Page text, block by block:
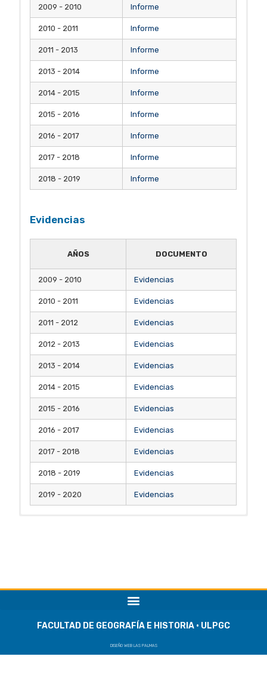
2009 - 2010 Informe
2010 - 2011 Informe
2011 - 2013 Informe
2013 - 2014 Informe
2014 - 2015 Informe
2015 - 2016 Informe
2016 - 2017 Informe
2017 - 2018 Informe
2018 - 2019 Informe
Evidencias
AÑOS DOCUMENTO
2009 - 2010 Evidencias
2010 - 2011 Evidencias
2011 - 2012 Evidencias
2012 - 2013 Evidencias
2013 - 2014 Evidencias
2014 - 2015 Evidencias
2015 - 2016 Evidencias
2016 - 2017 Evidencias
2017 - 2018 Evidencias
2018 - 2019 Evidencias
2019 - 2020 Evidencias
FACULTAD DE GEOGRAFÍA E HISTORIA · ULPGC
DISEÑO WEB LAS PALMAS